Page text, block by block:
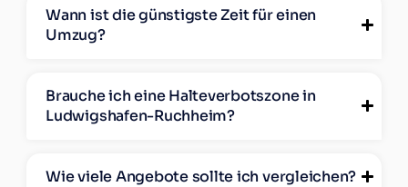
Wann ist die günstigste Zeit für einen
Umzug?
Brauche ich eine Halteverbotszone in
Ludwigshafen-Ruchheim?
Wie viele Angebote sollte ich vergleichen?